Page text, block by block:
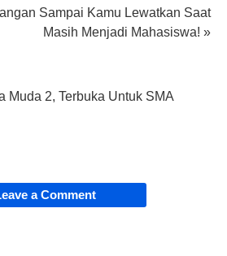
Sampai Kamu Lewatkan Saat
Masih Menjadi Mahasiswa! »
Muda 2, Terbuka Untuk SMA
a Comment